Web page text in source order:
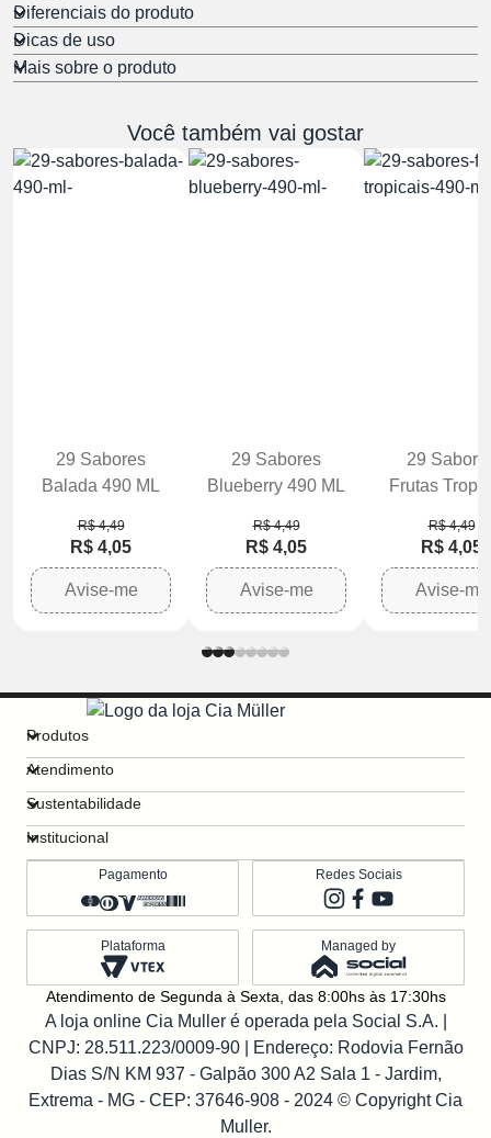
Diferenciais do produto
Dicas de uso
Mais sobre o produto
Você também vai gostar
29 Sabores
Balada 490 ML
R$ 4,49
R$ 4,05
Avise-me
29 Sabores
Blueberry 490 ML
R$ 4,49
R$ 4,05
Avise-me
29
Frutas
R$ 4,49
R$ 4,05
Avise-me
Produtos
Atendimento
Sustentabilidade
Institucional
Pagamento Redes Sociais
Plataforma Managed by
Atendimento de Segunda à Sexta, das 8:00hs às 17:30hs
A loja online Cia Muller é operada pela Social S.A. |
CNPJ: 28.511.223/0009-90| Endereço: Rodovia Fernão
Dias S/N KM 937 - Galpão 300 A2 Sala 1 - Jardim,
Extrema - MG - CEP: 37646-908 - 2024 © Copyright Cia
Muller.